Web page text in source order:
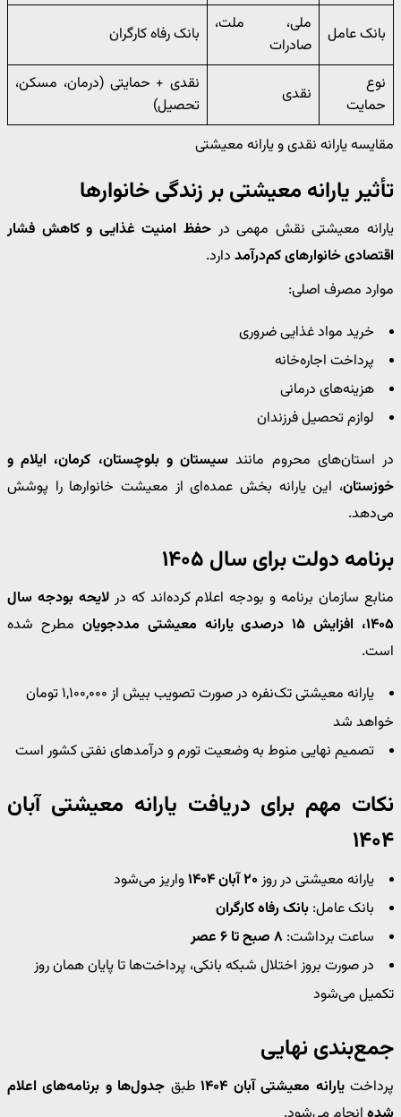
بانک عامل
ملی، ملت،
صادرات
بانک رفاه کارگران
نوع
حمایت
نقدی
نقدی + حمایتی (درمان، مسکن،
تحصیل)
مقایسه یارانه نقدی و یارانه معیشتی
تأثیر یارانه معیشتی بر زندگی خانوارها
یارانه معیشتی نقش مهمی در حفظ امنیت غذایی و کاهش فشار
اقتصادی خانوارهای کم‌درآمد دارد.
موارد مصرف اصلی:
خرید مواد غذایی ضروری
پرداخت اجاره‌خانه
هزینه‌های درمانی
لوازم تحصیل فرزندان
در استان‌های محروم مانند سیستان و بلوچستان، کرمان، ایلام و
خوزستان، این یارانه بخش عمده‌ای از معیشت خانوارها را پوشش
می‌دهد.
برنامه دولت برای سال ۱۴۰۵
منابع سازمان برنامه و بودجه اعلام کرده‌اند که درلایحه بودجه سال
۱۴۰۵، افزایش ۱۵ درصدی یارانه معیشتی مددجویان
مطرح شده
است.
یارانه معیشتی تک‌نفره در صورت تصویب بیش از ۱,۱۰۰,۰۰۰ تومان
خواهد شد
تصمیم نهایی منوط به وضعیت تورم و درآمدهای نفتی کشور است
نکات مهم برای دریافت یارانه معیشتی آبان
۱۴۰۴
یارانه معیشتی در روز۲۰ آبان ۱۴۰۴
واریز می‌شود
بانک عامل: بانک رفاه کارگران
ساعت برداشت: ۸ صبح تا ۶ عصر
در صورت بروز اختلال شبکه بانکی، پرداخت‌ها تا پایان همان روز
تکمیل می‌شود
جمع‌بندی نهایی
پرداختیارانه معیشتی آبان ۱۴۰۴ طبق جدول‌ها و برنامه‌های اعلام